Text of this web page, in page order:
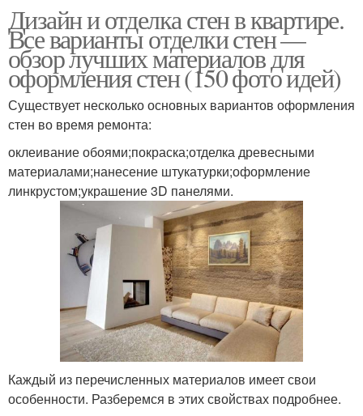
Дизайн и отделка стен в квартире.
Все варианты отделки стен —
обзор лучших материалов для
оформления стен (150 фото идей)
Существует несколько основных вариантов оформления
стен во время ремонта:
оклеивание обоями;покраска;отделка древесными
материалами;нанесение штукатурки;оформление
линкрустом;украшение 3D панелями.
Каждый из перечисленных материалов имеет свои
особенности. Разберемся в этих свойствах подробнее.